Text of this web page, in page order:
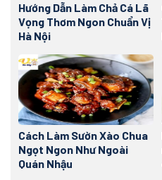
Hướng Dẫn Làm Chả Cá Lã
Vọng Thơm Ngon Chuẩn Vị
Hà Nội
Cách Làm Sườn Xào Chua
Ngọt Ngon Như Ngoài
Quán Nhậu